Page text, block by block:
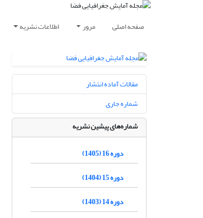
صفحه اصلی مرور اطلاعات نشریه
مقالات آماده انتشار
شماره جاری
شماره‌های پیشین نشریه
دوره 16 (1405)
دوره 15 (1404)
دوره 14 (1403)